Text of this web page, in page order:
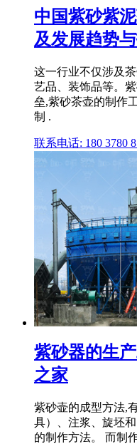
中国紫砂紫
及发展趋势
这一行业不仅涉及
艺品、装饰品等。
垒,紫砂茶壶的制作
制 .
联系电话: 180 3780
紫砂器的生
之家
紫砂壶的成型方法,
具）、注浆、旋坯
的制作方法。 而制